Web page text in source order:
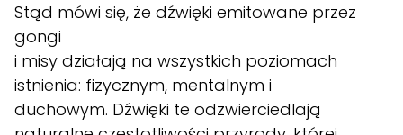
Stąd mówi się, że dźwięki emitowane przez
gongi
i misy działają na wszystkich poziomach
istnienia: fizycznym, mentalnym i
duchowym. Dźwięki te odzwierciedlają